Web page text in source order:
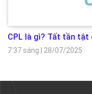
CPL là gì? Tất tần tật
7:37 sáng 28/07/2025